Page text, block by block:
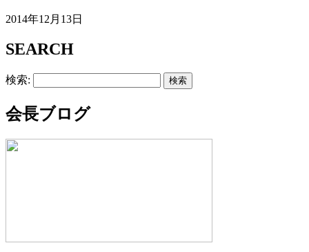
2014年12月13日
SEARCH
検索:
会長ブログ